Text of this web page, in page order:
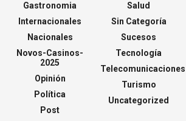
Gastronomia
Internacionales
Nacionales
Novos-Casinos-
2025
Opinión
Política
Post
Salud
Sin Categoría
Sucesos
Tecnología
Telecomunicaciones
Turismo
Uncategorized